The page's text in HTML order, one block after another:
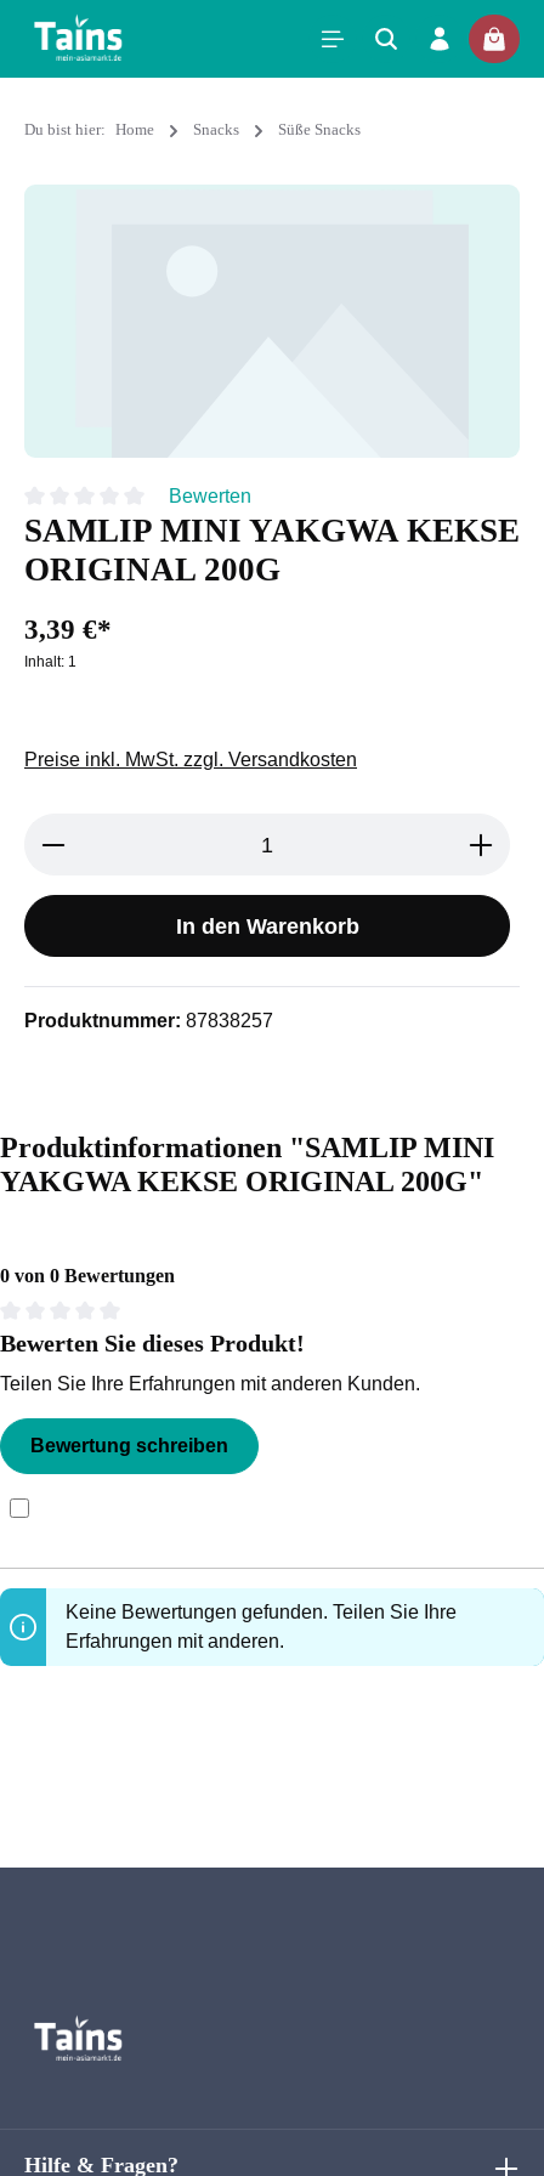
Du bist hier: Home Snacks Süße Snacks
Durchschnittliche Bewertung von 0 von 5 Sternen
Bewerten
SAMLIP MINI YAKGWA KEKSE
ORIGINAL 200G
3,39 €*
Inhalt: 1
Preise inkl. MwSt. zzgl. Versandkosten
Produkt Anzahl: Gib den
In den Warenkorb
Produktnummer: 87838257
Produktinformationen "SAMLIP MINI
YAKGWA KEKSE ORIGINAL 200G"
0 von 0 Bewertungen
Durchschnittliche Bewertung von 0 von 5 Sternen
Bewerten Sie dieses Produkt!
Teilen Sie Ihre Erfahrungen mit anderen Kunden.
Bewertung schreiben
Keine Bewertungen gefunden. Teilen Sie Ihre
Erfahrungen mit anderen.
Hilfe & Fragen?